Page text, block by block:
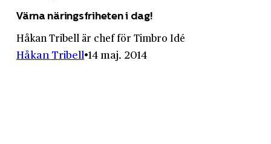
Värna näringsfriheten i dag!
Håkan Tribell är chef för Timbro Idé
Håkan Tribell 14 maj. 2014